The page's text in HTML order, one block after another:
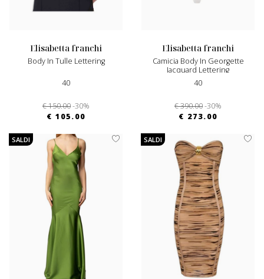
elisabetta franchi
Body In Tulle Lettering
40
€ 150.00-30%
€ 105.00
elisabetta franchi
Camicia Body In Georgette
Jacquard Lettering
40
€ 390.00-30%
€ 273.00
SALDI SALDI